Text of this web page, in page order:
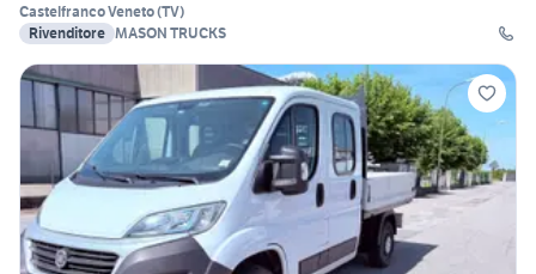
Castelfranco Veneto(TV)
Rivenditore MASON TRUCKS